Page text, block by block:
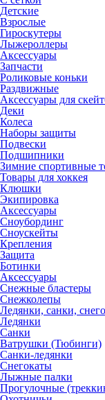
Детские
Взрослые
Гироскутеры
Лыжероллеры
Аксессуары
Запчасти
Роликовые коньки
Раздвижные
Аксессуары для
Деки
Колеса
Наборы защиты
Подвески
Подшипники
Зимние спортивные
Товары для хоккея
Клюшки
Экипировка
Аксессуары
Сноубординг
Сноускейты
Крепления
Защита
Ботинки
Аксессуары
Снежные бластеры
Снежколепы
Ледянки, санки,
Ледянки
Санки
Ватрушки (Тюбинги)
Санки-ледянки
Снегокаты
Лыжные палки
Прогулочные